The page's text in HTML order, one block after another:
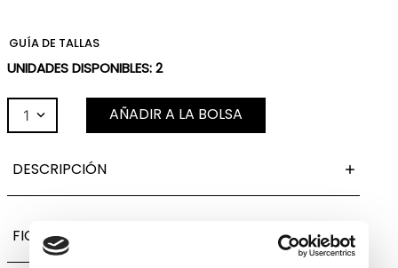
GUÍA DE TALLAS
UNIDADES DISPONIBLES:2
1 AÑADIR A LA BOLSA
DESCRIPCIÓN
FICHA TÉCNICA